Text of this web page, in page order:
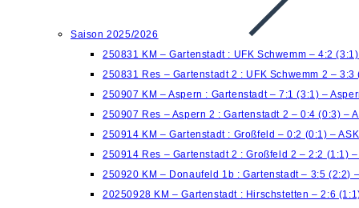
Saison 2025/2026
250831 KM – Gartenstadt : UFK Schwemm – 4:2
250831 Res – Gartenstadt 2 : UFK Schwemm 2 – 3:3
250907 KM – Aspern : Gartenstadt – 7:1 (3:1) –
250907 Res – Aspern 2 : Gartenstadt 2 – 0:4 (0:3) –
250914 KM – Gartenstadt : Großfeld – 0:2 (0:1) –
250914 Res – Gartenstadt 2 : Großfeld 2 – 2:2 (1:1) –
250920 KM – Donaufeld 1b : Gartenstadt – 3:5 (2:2)
20250928 KM – Gartenstadt : Hirschstetten – 2:6